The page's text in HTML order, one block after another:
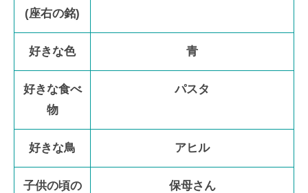
(座右の銘)
好きな色 青
好きな食べ
物
パスタ
好きな鳥 アヒル
子供の頃の
保母さん